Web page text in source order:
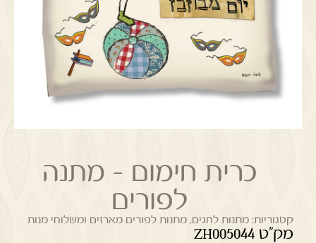
כרית חימום – מתנה
לפורים
קטגוריות: מתנות לחגים,מתנות לפורים מארזים ומשלוחי מנות
מק"ט ZH005044